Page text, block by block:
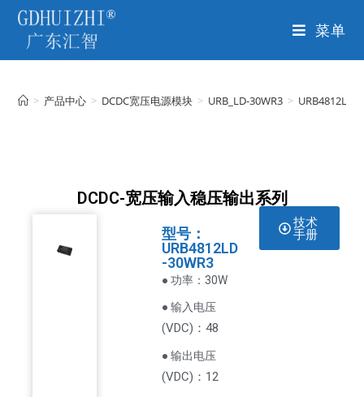
菜单
> 产品中心 > DCDC宽压电源模块 > URB_LD-30WR3 > URB4812LD-
DCDC-宽压输入稳压输出系列
型号：
URB4812LD
-30WR3
● 功率：30W
● 输入电压
(VDC)：48
● 输出电压
(VDC) ：12
技术
手册